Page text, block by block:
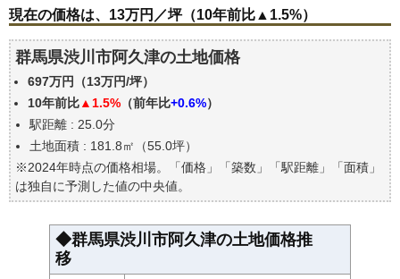
価格を詳細に分析しよう
群馬県渋川市阿久津の土地の過去の売買事例
公示地価はいくら
エリアの将来性を人口予想から検討しよう
自分の年収でいくらの不動産が買える？
現在の価格は、13万円／坪（10年前比▲1.5%）
群馬県渋川市阿久津の土地価格
697万円（13万円/坪）
10年前比▲1.5% （前年比+0.6%）
駅距離 : 25.0分
土地面積 : 181.8㎡（55.0坪）
※2024年時点の価格相場。「価格」「築数」「駅距離」「面積」
は独自に予測した値の中央値。
◆群馬県渋川市阿久津の土地価格推
移